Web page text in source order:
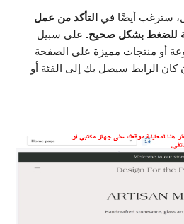
سترغب أيضًا في التأكد من عمل
للضغط بشكل صحيح. على سبيل
أو منتجات مميزة على الصفحة
كان الرابط سيصل بك إلى الفئة أو